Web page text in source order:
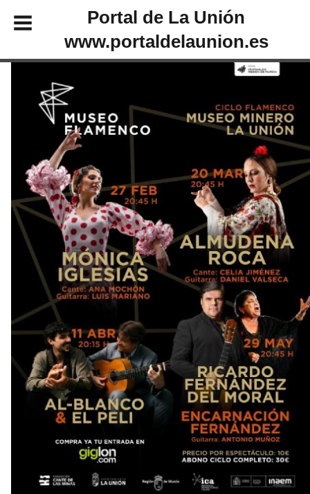
Portal de La Unión
www.portaldelaunion.es